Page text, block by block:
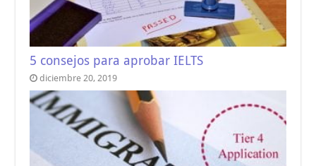
5 consejos para aprobar IELTS
diciembre 20, 2019